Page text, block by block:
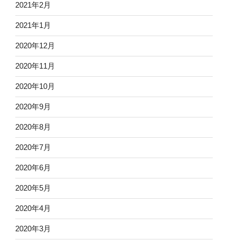
2021年2月
2021年1月
2020年12月
2020年11月
2020年10月
2020年9月
2020年8月
2020年7月
2020年6月
2020年5月
2020年4月
2020年3月